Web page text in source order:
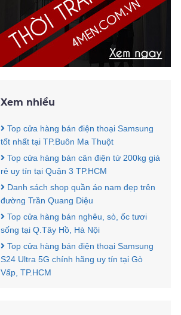
Xem nhiều
Top cửa hàng bán điện thoại Samsung
tốt nhất tại TP.Buôn Ma Thuột
Top cửa hàng bán cân điện tử 200kg giá
rẻ uy tín tại Quận 3 TP.HCM
Danh sách shop quần áo nam đẹp trên
đường Trần Quang Diệu
Top cửa hàng bán nghêu, sò, ốc tươi
sống tại Q.Tây Hồ, Hà Nội
Top cửa hàng bán điện thoại Samsung
S24 Ultra 5G chính hãng uy tín tại Gò
Vấp, TP.HCM